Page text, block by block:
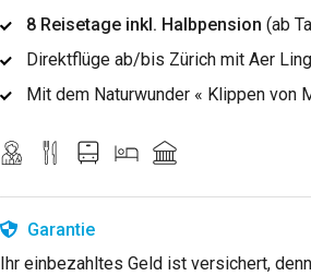
8 Reisetage inkl. Halbpension (ab
Direktflüge ab/bis Zürich mit Aer
Mit dem Naturwunder « Klippen von
Garantie
Ihr einbezahltes Geld ist versichert,